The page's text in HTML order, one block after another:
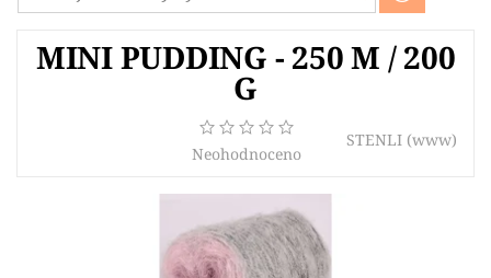
MINI PUDDING - 250 M / 200
G
Neohodnoceno
STENLI (www)